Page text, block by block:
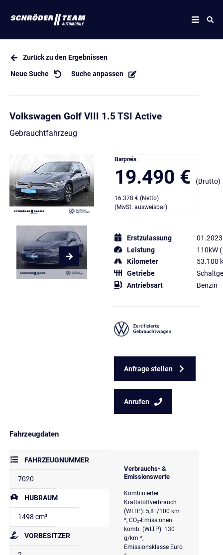
Zurück zu den Ergebnissen
Neue Suche Suche anpassen
Volkswagen Golf VIII 1.5 TSI Active
Gebrauchtfahrzeug
Barpreis
19.490 € (Brutto)
16.378 € (Netto)
(MwSt. ausweisbar)
Erstzulassung
01.2023
Leistung
110kW
Kilometer
53.100
Getriebe
Antriebsart
Benzin
Anfrage stellen
Anrufen
Fahrzeugdaten
FAHRZEUGNUMMER
7020
HUBRAUM
1498 cm³
VORBESITZER
Verbrauchs- &
Emissionswerte
Kombinierter
Kraftstoffverbrauch
(WLTP): 5,8 l/100 km
*, CO₂-Emissionen
komb. (WLTP): 130
g/km *,
Emissionsklasse Euro